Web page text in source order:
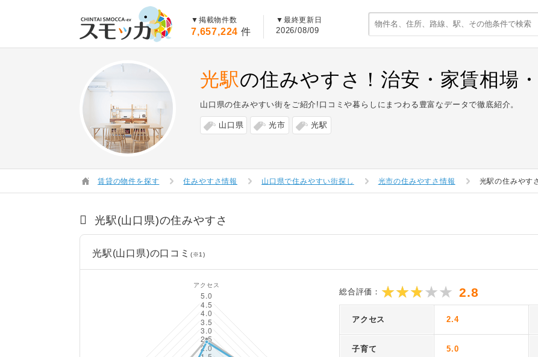
▼掲載物件数
7,657,224 件
▼最終更新日
2026/08/09
光駅の住みやすさ！治安・家賃相場
山口県の住みやすい街をご紹介!口コミや暮らしにまつわる豊富なデータで徹底紹介。
山口県 光市 光駅
賃貸の物件を探す 住みやすさ情報 山口県で住みやすい街探し 光市の住みやすさ情報 光駅の住みやす
光駅(山口県)の住みやすさ
光駅(山口県)の口コミ (※1)
総合評価： 2.8
アクセス 2.4
子育て 5.0